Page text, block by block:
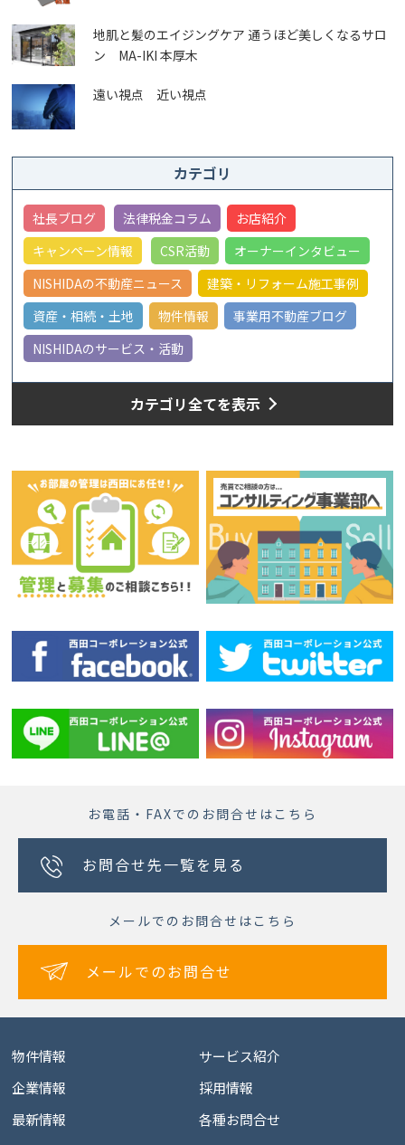
地肌と髪のエイジングケア 通うほど美しくなるサロ
ン MA-IKI 本厚木
遠い視点 近い視点
カテゴリ
社長ブログ 法律税金コラム
お店紹介
キャンペーン情報
CSR活動
オーナーインタビュー
NISHIDAの不動産ニュース
建築・リフォーム施工事例
資産・相続・土地
物件情報
事業用不動産ブログ
NISHIDAのサービス・活動
カテゴリ全てを表示
お電話・FAXでのお問合せはこちら
お問合せ先一覧を見る
メールでのお問合せはこちら
メールでのお問合せ
物件情報
サービス紹介
企業情報
採用情報
最新情報
各種お問合せ